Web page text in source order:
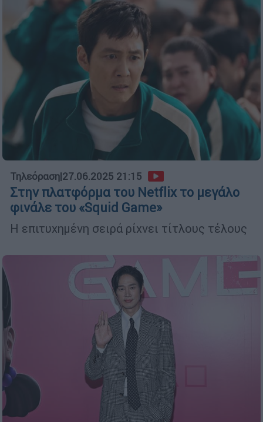
Τηλεόραση|27.06.2025 21:15
Στην πλατφόρμα του Netflix το μεγάλο
φινάλε του «Squid Game»
Η επιτυχημένη σειρά ρίχνει τίτλους τέλους